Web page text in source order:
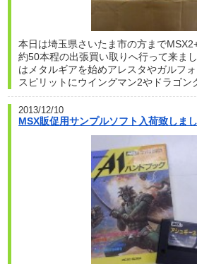
本日は埼玉県さいたま市の方まで
約50本程の出張買い取りへ行って来ま
はメタルギアを始めアレスタやガルフ
スピリットにウイングマン2やドラゴン
2013/12/10
MSX販促用サンプルソフト入荷致しま